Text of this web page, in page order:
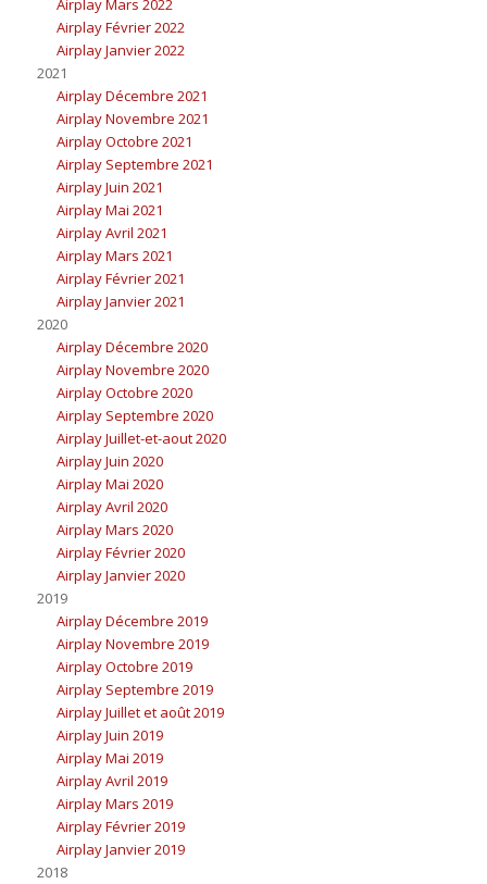
Airplay Mars 2022
Airplay Février 2022
Airplay Janvier 2022
2021
Airplay Décembre 2021
Airplay Novembre 2021
Airplay Octobre 2021
Airplay Septembre 2021
Airplay Juin 2021
Airplay Mai 2021
Airplay Avril 2021
Airplay Mars 2021
Airplay Février 2021
Airplay Janvier 2021
2020
Airplay Décembre 2020
Airplay Novembre 2020
Airplay Octobre 2020
Airplay Septembre 2020
Airplay Juillet-et-aout 2020
Airplay Juin 2020
Airplay Mai 2020
Airplay Avril 2020
Airplay Mars 2020
Airplay Février 2020
Airplay Janvier 2020
2019
Airplay Décembre 2019
Airplay Novembre 2019
Airplay Octobre 2019
Airplay Septembre 2019
Airplay Juillet et août 2019
Airplay Juin 2019
Airplay Mai 2019
Airplay Avril 2019
Airplay Mars 2019
Airplay Février 2019
Airplay Janvier 2019
2018